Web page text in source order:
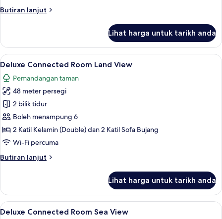
Butiran lanjut
Butiran
Large
Side
Sea
Lihat harga untuk tarikh anda
Lihat
semua
foto
untuk
Deluxe
Connected
Room
Land
Peralatan tempat tidur premium, bar
3
Deluxe Connected Room Land View
Pemandangan taman
48 meter persegi
2 bilik tidur
Boleh menampung 6
2 Katil Kelamin (Double) dan 2 Katil Sofa Bujang
Wi-Fi percuma
Butiran lanjut
Butiran
Connected
Room
Land
Lihat harga untuk tarikh anda
Lihat
Peralatan tempat tidur premium, bar
4
Deluxe Connected Room Sea View